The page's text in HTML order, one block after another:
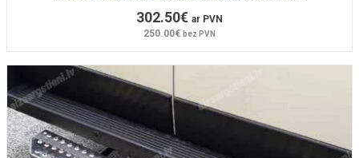
302.50€ ar PVN
250.00€ bez PVN